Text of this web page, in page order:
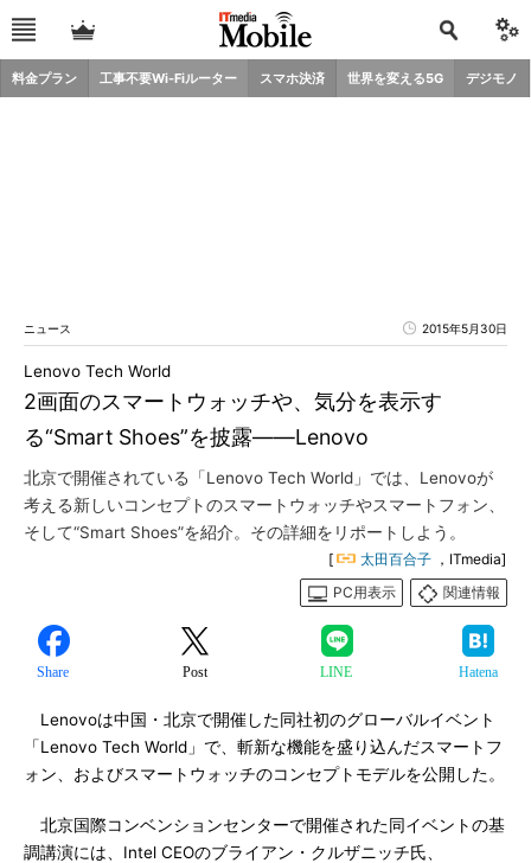
料金プラン 工事不要Wi-Fiルーター スマホ決済 世界を変える5G デジモノ
ニュース 2015年5月30日
2画面のスマートウォッチや、気分を表示す
る“Smart Shoes”を披露――Lenovo
Lenovo Tech World
北京で開催されている「Lenovo Tech World」では、Lenovoが
考える新しいコンセプトのスマートウォッチやスマートフォン、
そして“Smart Shoes”を紹介。その詳細をリポートしよう。
[ 太田百合子 ，ITmedia]
PC用表示
関連情報
Share Post LINE Hatena
Lenovoは中国・北京で開催した同社初のグローバルイベント
「Lenovo Tech World」で、斬新な機能を盛り込んだスマートフ
ォン、およびスマートウォッチのコンセプトモデルを公開した。
北京国際コンベンションセンターで開催された同イベントの基
調講演には、Intel CEOのブライアン・クルザニッチ氏、